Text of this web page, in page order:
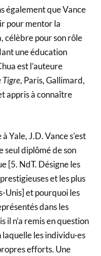
également que Vance
pour mentor la
célèbre pour son rôle
une éducation
est l’auteure
Tigre, Paris, Gallimard,
appris à connaître
Yale, J.D. Vance s’est
seul diplômé de son
[5. NdT. Désigne les
et les plus
Unis] et pourquoi les
dans les
il n’a remis en question
les individu·es
efforts. Une